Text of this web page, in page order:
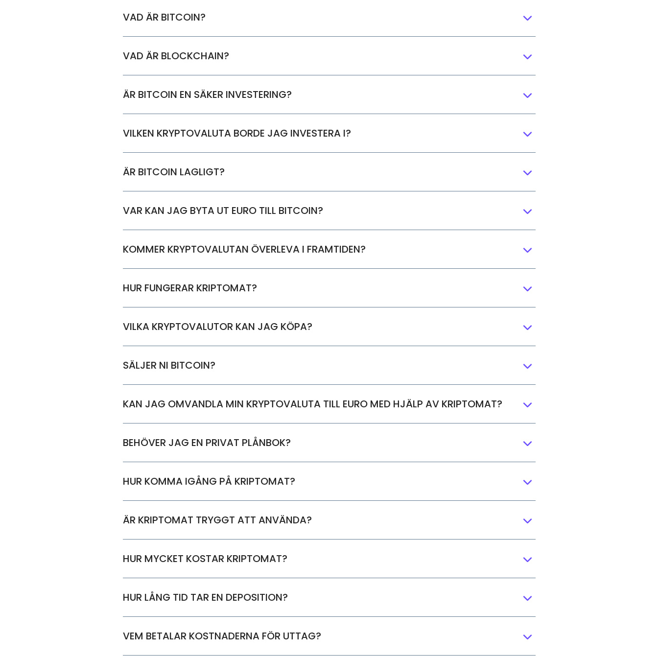
VAD ÄR BITCOIN?
VAD ÄR BLOCKCHAIN?
ÄR BITCOIN EN SÄKER INVESTERING?
VILKEN KRYPTOVALUTA BORDE JAG INVESTERA I?
ÄR BITCOIN LAGLIGT?
VAR KAN JAG BYTA UT EURO TILL BITCOIN?
KOMMER KRYPTOVALUTAN ÖVERLEVA I FRAMTIDEN?
HUR FUNGERAR KRIPTOMAT?
VILKA KRYPTOVALUTOR KAN JAG KÖPA?
SÄLJER NI BITCOIN?
KAN JAG OMVANDLA MIN KRYPTOVALUTA TILL EURO MED HJÄLP AV KRIPTOMAT?
BEHÖVER JAG EN PRIVAT PLÅNBOK?
HUR KOMMA IGÅNG PÅ KRIPTOMAT?
ÄR KRIPTOMAT TRYGGT ATT ANVÄNDA?
HUR MYCKET KOSTAR KRIPTOMAT?
HUR LÅNG TID TAR EN DEPOSITION?
VEM BETALAR KOSTNADERNA FÖR UTTAG?